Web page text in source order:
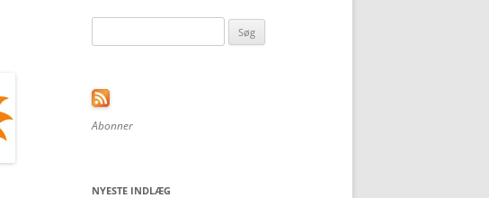
efter:
Abonner
NYESTE INDLÆG